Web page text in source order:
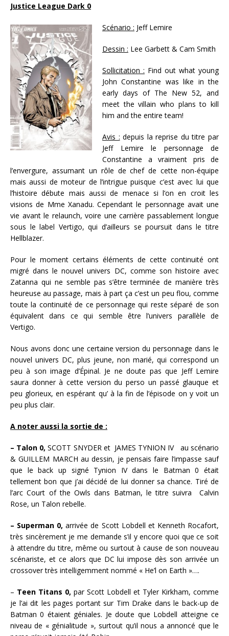
Justice League Dark 0
Scénario : Jeff Lemire
Dessin : Lee Garbett & Cam Smith
Sollicitation : Find out what young
John Constantine was like in the
early days of The New 52, and
meet the villain who plans to kill
him and the entire team!
Avis : depuis la reprise du titre par
Jeff Lemire le personnage de
Constantine a vraiment pris de
l’envergure, assumant un rôle de chef de cette non-équipe
mais aussi de moteur de l’intrigue puisque c’est avec lui que
l’histoire débute mais aussi de menace si l’on en croit les
visions de Mme Xanadu. Cependant le personnage avait une
vie avant le relaunch, voire une carrière passablement longue
sous le label Vertigo, qui d’ailleurs se poursuit dans le titre
Hellblazer.
Pour le moment certains éléments de cette continuité ont
migré dans le nouvel univers DC, comme son histoire avec
Zatanna qui ne semble pas s’être terminée de manière très
heureuse au passage, mais à part ça c’est un peu flou, comme
toute la continuité de ce personnage qui reste séparé de son
équivalent dans ce qui semble être l’univers parallèle de
Vertigo.
Nous avons donc une certaine version du personnage dans le
nouvel univers DC, plus jeune, non marié, qui correspond un
peu à son image d’Épinal. Je ne doute pas que Jeff Lemire
saura donner à cette version du perso un passé glauque et
peu glorieux, en espérant qu’ à la fin de l’épisode on y voit un
peu plus clair.
A noter aussi la sortie de :
– Talon 0, SCOTT SNYDER et JAMES TYNION IV au scénario
& GUILLEM MARCH au dessin, je pensais faire l’impasse sauf
que le back up signé Tynion IV dans le Batman 0 était
tellement bon que j’ai décidé de lui donner sa chance. Tiré de
l’arc Court of the Owls dans Batman, le titre suivra Calvin
Rose, un Talon rebelle.
– Superman 0, arrivée de Scott Lobdell et Kenneth Rocafort,
très sincèrement je me demande s’il y encore quoi que ce soit
à attendre du titre, même ou surtout à cause de son nouveau
scénariste, et ce alors que DC lui impose dès son arrivée un
crossover très intelligemment nommé « He’l on Earth »….
– Teen Titans 0, par Scott Lobdell et Tyler Kirkham, comme
je l’ai dit les pages portant sur Tim Drake dans le back-up de
Batman 0 étaient géniales. Je doute que Lobdell atteigne ce
niveau de « génialitude », surtout qu’il nous a annoncé que le